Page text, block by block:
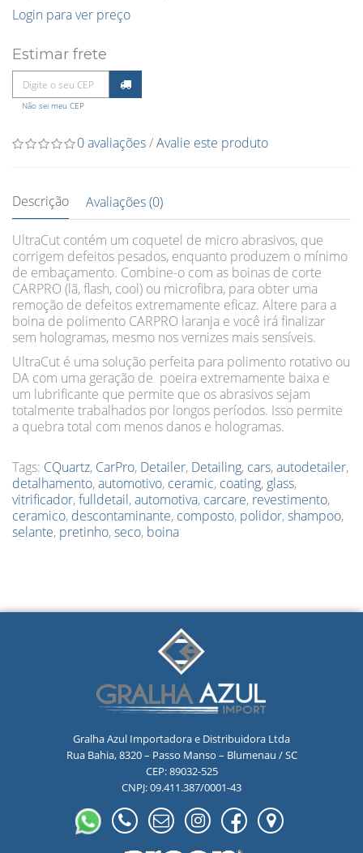
Login para ver preço
Estimar frete
Não sei meu CEP
0 avaliações/Avalie este produto
Descrição Avaliações (0)
UltraCut contém um coquetel de micro abrasivos, que
corrigem defeitos pesados, enquanto produzem o mínimo
de embaçamento. Combine-o com as boinas de corte
CARPRO (lã, flash, cool) ou microfibra, para obter uma
remoção de defeitos extremamente eficaz. Altere para a
boina de polimento CARPRO laranja e você irá finalizar
sem hologramas, mesmo nos vernizes mais sensíveis.
UltraCut é uma solução perfeita para polimento rotativo ou
DA com uma geração de poeira extremamente baixa e
um lubrificante que permite que os abrasivos sejam
totalmente trabalhados por longos períodos. Isso permite
a quebra total com menos danos e hologramas.
Tags: CQuartz, CarPro, Detailer, Detailing, cars,autodetailer,
detalhamento,automotivo, ceramic, coating, glass,
vitrificador,fulldetail,automotiva, carcare, revestimento,
ceramico, descontaminante, composto, polidor,shampoo,
selante, pretinho,seco, boina
Gralha Azul Importadora e Distribuidora Ltda
Rua Bahia, 8320 – Passo Manso – Blumenau / SC
CEP: 89032-525
CNPJ: 09.411.387/0001-43